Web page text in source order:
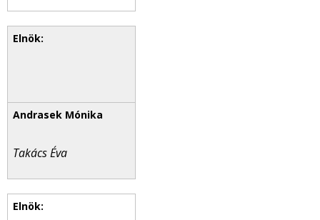
Takács Éva